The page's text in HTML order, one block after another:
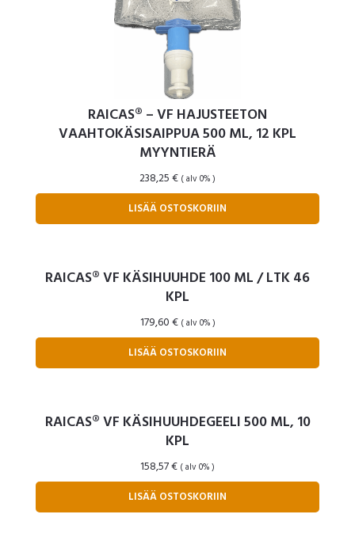
RAICAS® – VF HAJUSTEETON
VAAHTOKÄSISAIPPUA 500 ML, 12 KPL
MYYNTIERÄ
238,25€ ( alv 0% )
LISÄÄ OSTOSKORIIN
RAICAS® VF KÄSIHUUHDE 100 ML / LTK 46
KPL
179,60€ ( alv 0% )
LISÄÄ OSTOSKORIIN
RAICAS® VF KÄSIHUUHDEGEELI 500 ML, 10
KPL
158,57€ ( alv 0% )
LISÄÄ OSTOSKORIIN